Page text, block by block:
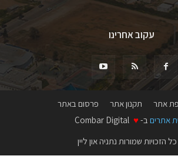
עקוב אחרינו
אתר תקנון אתר
פרסום באתר
אתרים ב- ♥
הזכויות שמורות נתניה און ליין